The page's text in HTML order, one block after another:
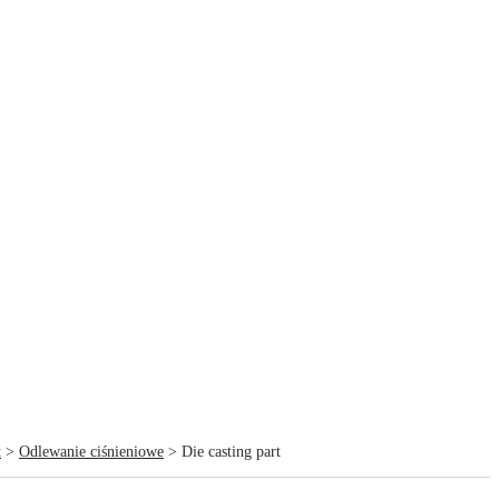
> Odlewanie ciśnieniowe > Die casting part